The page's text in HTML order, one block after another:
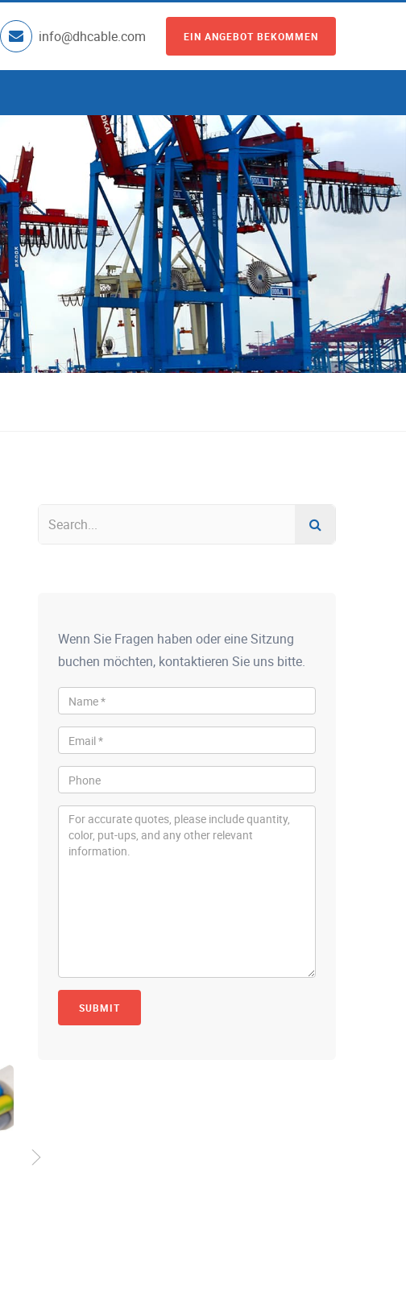
info@dhcable.com EIN ANGEBOT BEKOMMEN
Wenn Sie Fragen haben oder eine Sitzung
buchen möchten, kontaktieren Sie uns bitte.